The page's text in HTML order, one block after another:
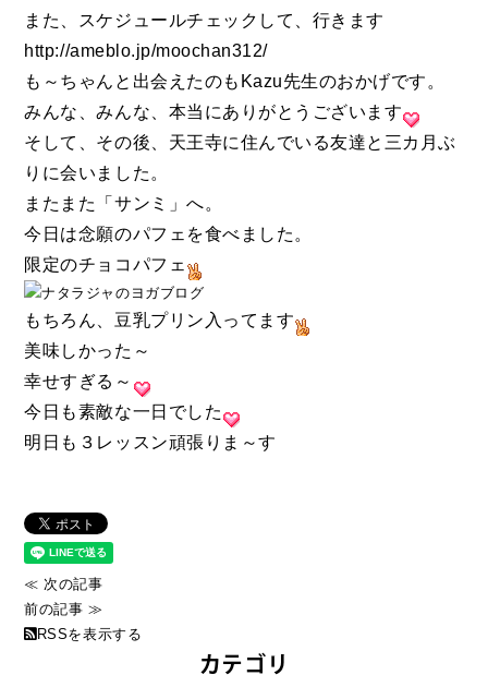
また、スケジュールチェックして、行きます
http://ameblo.jp/moochan312/
も～ちゃんと出会えたのもKazu先生のおかげです。
みんな、みんな、本当にありがとうございます
そして、その後、天王寺に住んでいる友達と三カ月ぶ
りに会いました。
またまた「サンミ」へ。
今日は念願のパフェを食べました。
限定のチョコパフェ
もちろん、豆乳プリン入ってます
美味しかった～
幸せすぎる～
今日も素敵な一日でした
明日も３レッスン頑張りま～す
≪ 次の記事
前の記事 ≫
RSSを表示する
カテゴリ